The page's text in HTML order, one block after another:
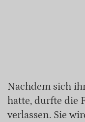
Nachdem sich
hatte, durfte die
verlassen. Sie